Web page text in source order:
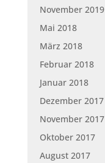
November 2019
Mai 2018
März 2018
Februar 2018
Januar 2018
Dezember 2017
November 2017
Oktober 2017
August 2017